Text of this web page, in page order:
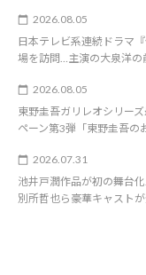
2026.08.05
日本テレビ系連続ドラマ
場を訪問…主演の大泉洋の
2026.08.05
東野圭吾ガリレオシリー
ペーン第3弾「東野圭吾の
2026.07.31
池井戸潤作品が初の舞台
別所哲也ら豪華キャストが